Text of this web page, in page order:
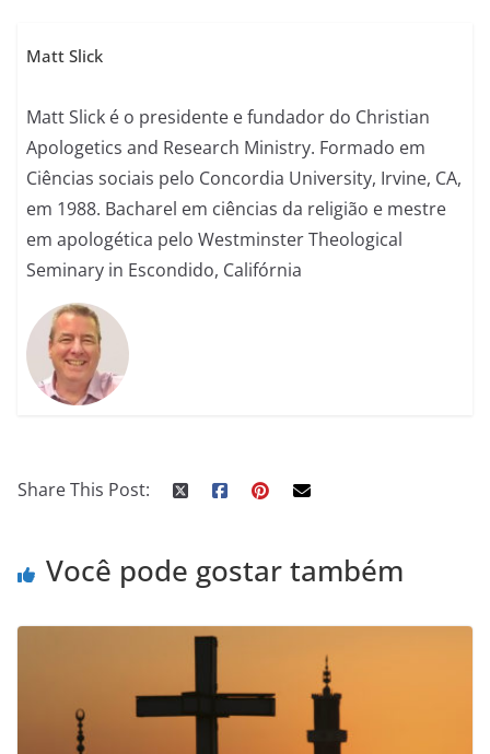
Matt Slick
Matt Slick é o presidente e fundador do Christian
Apologetics and Research Ministry. Formado em
Ciências sociais pelo Concordia University, Irvine, CA,
em 1988. Bacharel em ciências da religião e mestre
em apologética pelo Westminster Theological
Seminary in Escondido, Califórnia
Share This Post:
Você pode gostar também